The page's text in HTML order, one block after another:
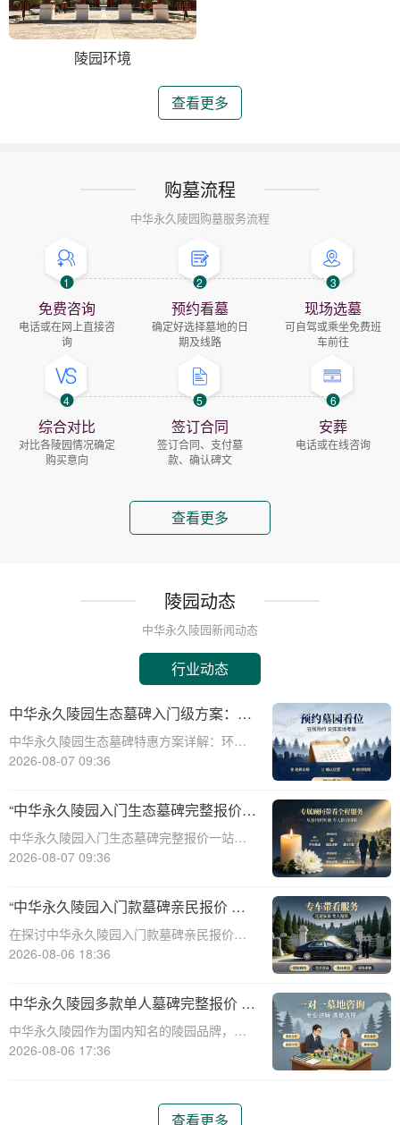
陵园环境
查看更多
购墓流程
中华永久陵园购墓服务流程
1
免费咨询
电话或在网上直接咨
询
2
预约看墓
确定好选择墓地的日
期及线路
3
现场选墓
可自驾或乘坐免费班
车前往
4
综合对比
对比各陵园情况确定
购买意向
5
签订合同
签订合同、支付墓
款、确认碑文
6
安葬
电话或在线咨询
查看更多
陵园动态
中华永久陵园新闻动态
行业动态
中华永久陵园生态墓碑入门级方案：完
整报价与一站式服务打包特惠解析
中华永久陵园生态墓碑特惠方案详解：环
保、经济、个性化选择☎ 中华永久陵园电
提升，选择一个环保且经济的陵园及墓碑成
为许多家庭的考虑。中华永久陵园，作
2026-08-07 09:36
“中华永久陵园入门生态墓碑完整报价
一站式服务打包特惠详解”
中华永久陵园入门生态墓碑完整报价一站式
服务打包特惠详解☎ 中华永久陵园电话:400-
之一，一直致力于提供高品质、个性化的墓
碑服务。生态墓碑作为一种环保、
2026-08-07 09:36
“中华永久陵园入门款墓碑亲民报价 一
次性付清享折上折：超值优惠与便捷选
择的完美结合”
在探讨中华永久陵园入门款墓碑亲民报价这
一主题时，我们首先需要理解墓碑选择的重
对逝者的纪念，也是对生者情感的寄托。因
此，选择一款既符合预算又具有纪念意义的
墓碑显得尤
2026-08-06 18:36
中华永久陵园多款单人墓碑完整报价 淡
季下单直降数千元详解
中华永久陵园作为国内知名的陵园品牌，提
供多种单人墓碑选择，满足不同客户的需
元的优惠政策，帮助消费者做出明智的选
2026-08-06 17:36
查看更多